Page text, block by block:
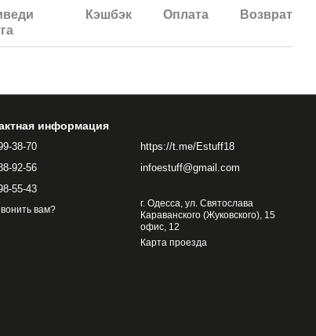
Кэшбэк Оплата Возврат
информация
38-70
92-56
55-43
вам?
https://t.me/Estuff18
infoestuff@gmail.com
г. Одесса, ул. Святослава
Караванского (Жуковского), 15
офис, 12
Карта проезда